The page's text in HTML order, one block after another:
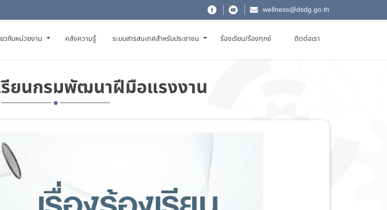
wellness@dsdg.go.th
ยวกับหน่วยงาน คลังความรู้ ระบบสารสนเทศสำหรับประชาชน ร้องเรียน/ร้องทุกข์ ติดต่อเรา
รียนกรมพัฒนาฝีมือแรงงาน